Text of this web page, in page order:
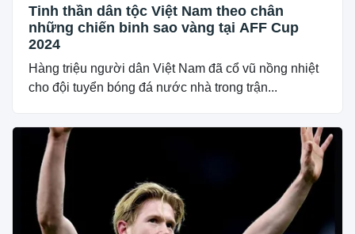
Tinh thần dân tộc Việt Nam theo chân
những chiến binh sao vàng tại AFF Cup
2024
Hàng triệu người dân Việt Nam đã cổ vũ nồng nhiệt
cho đội tuyển bóng đá nước nhà trong trận...